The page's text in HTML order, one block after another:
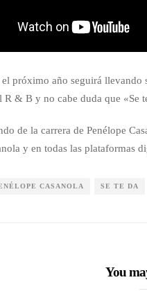
el próximo año seguirá
R & B y no cabe duda que «Se
de la carrera de Penélope
y en todas las plataformas
CASANOLA SE TE DA
You